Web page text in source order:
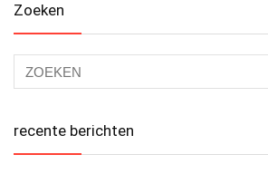
Zoeken
recente berichten